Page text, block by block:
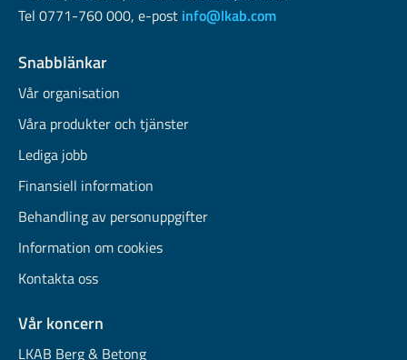
Tel 0771-760 000, e-post info@lkab.com
Snabblänkar
Vår organisation
Våra produkter och tjänster
Lediga jobb
Finansiell information
Behandling av personuppgifter
Information om cookies
Kontakta oss
Vår koncern
LKAB Berg & Betong